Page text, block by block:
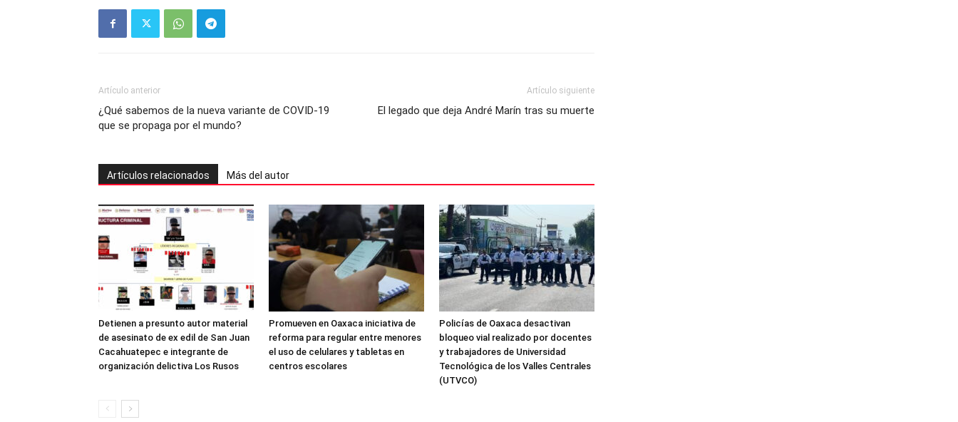
Artículo anterior
¿Qué sabemos de la nueva variante de COVID-19
que se propaga por el mundo?
Artículo siguiente
El legado que deja André Marín tras su muerte
Artículos relacionados Más del autor
Detienen a presunto autor material
de asesinato de ex edil de San Juan
Cacahuatepec e integrante de
organización delictiva Los Rusos
Promueven en Oaxaca iniciativa de
reforma para regular entre menores
el uso de celulares y tabletas en
centros escolares
Policías de Oaxaca desactivan
bloqueo vial realizado por docentes
y trabajadores de Universidad
Tecnológica de los Valles Centrales
(UTVCO)